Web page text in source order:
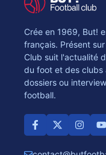
Crée en 1969, But!
français. Présent
Club suit l'actualité
du foot et des clubs
dossiers ou
football.